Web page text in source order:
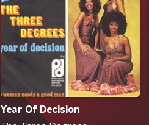
Year Of Decision